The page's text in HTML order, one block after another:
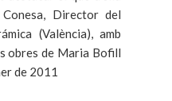
Director del
(València), amb
obres de Maria Bofill
de 2011